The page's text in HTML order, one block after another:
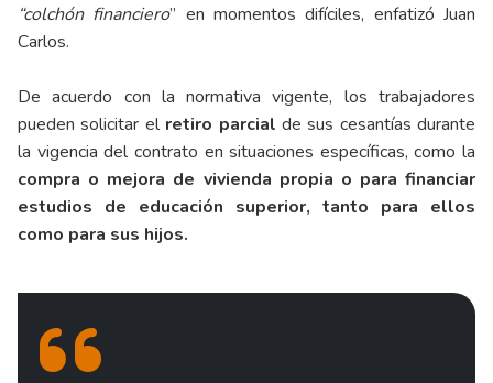
“colchón financiero” en momentos difíciles, enfatizó Juan
Carlos.
De acuerdo con la normativa vigente, los trabajadores
pueden solicitar el retiro parcial de sus cesantías durante
la vigencia del contrato en situaciones específicas, como la
compra o mejora de vivienda propia o para financiar
estudios de educación superior, tanto para ellos
como para sus hijos.